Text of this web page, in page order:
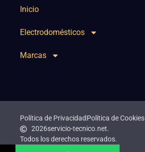
Inicio
Electrodomésticos
Marcas
Política de Privacidad Política de Cookies
2026servicio-tecnico.net.
Todos los derechos reservados.